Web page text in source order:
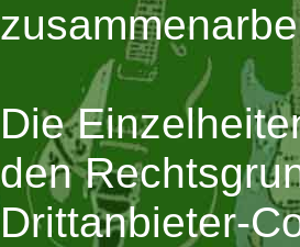
Die
den
Drittanbieter-